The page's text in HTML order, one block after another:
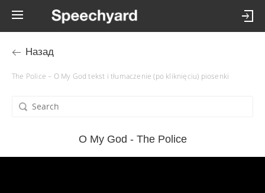
Назад
The Police – O My God tekst i tłumaczenie (po kliknięciu) piosenki
O My God - The Police